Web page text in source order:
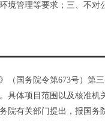
境管理等要求；三、不
（国务院令第673号）第
具体项目范围以及核准
院有关部门提出，报国